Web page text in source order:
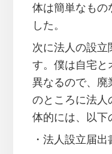
体は簡単なもの
した。
次に法人の設立
す。僕は自宅と
異なるので、廃
のところに法人
体的には、以下
・法人設立届出